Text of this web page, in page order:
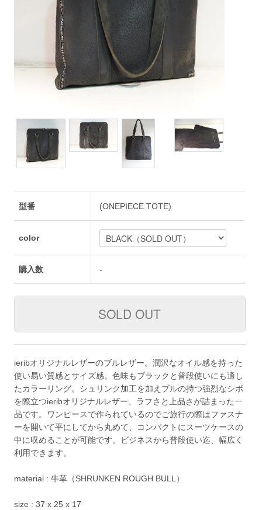
型番 (ONEPIECE TOTE)
color
購入数 -
ieribオリジナルレザーのブルレザー。潤沢なオイル感を持った
使い易い質感とサイズ感。色味もブラックと普段使いにも適し
たカラーリング。シュリンク加工を加えブルの持つ強烈なシボ
を際立つieribオリジナルレザー、ラフさと上品さが詰まった一
品です。ワンピースで作られているのでご旅行の際はファスナ
ーを開いて平にしてから丸めて、コンパクトにスーツケースの
中に収めることが可能です。ビジネスから普段使い迄、幅広く
利用できます。
material : 牛革（SHRUNKEN ROUGH BULL）
size : 37 x 25 x 17